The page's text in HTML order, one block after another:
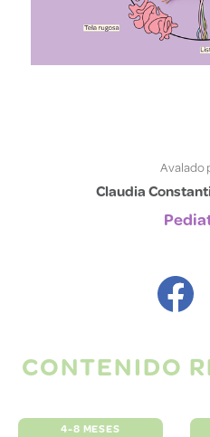
Avalado
Claudia
CONTENIDO
4-8 MESES